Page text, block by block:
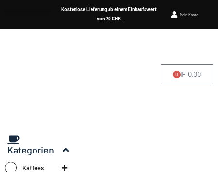
Kostenlose Lieferung ab einem Einkaufswert
von 70 CHF.
Mein Konto
CHF0.00
0
Kategorien
Kaffees